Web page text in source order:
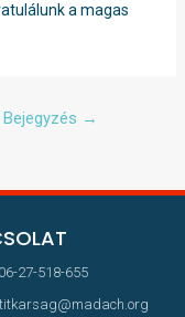
a magas
Bejegyzés →
27-518-655